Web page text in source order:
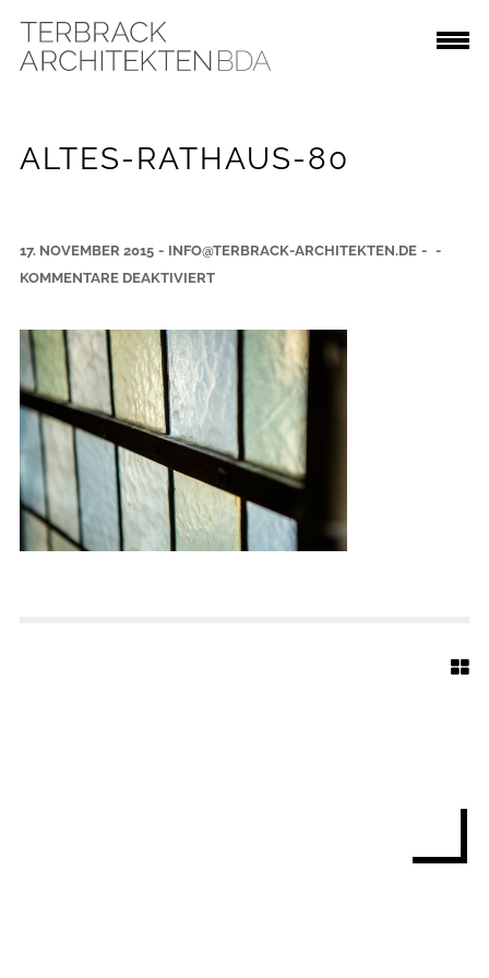
ALTES-RATHAUS-80
17. NOVEMBER 2015 - INFO@TERBRACK-ARCHITEKTEN.DE - -
KOMMENTARE DEAKTIVIERTF
A
L
E
S
R
T
H
A
S
-
8